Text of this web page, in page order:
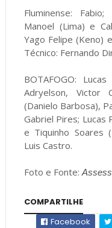
Fluminense:
Manoel (Lima) e
Yago Felipe (Keno)
Técnico: Fernando
BOTAFOGO:
Adryelson, Victor
(Danielo Barbosa),
Gabriel Pires; Lucas
e Tiquinho Soares
Luis Castro.
Foto e Fonte:
COMPARTILHE
Facebook